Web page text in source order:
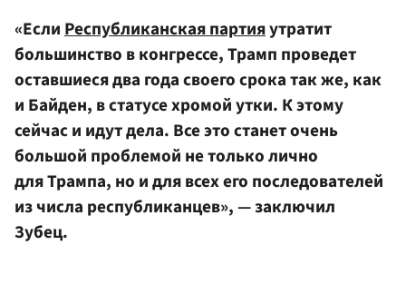
«Если Республиканская партияутратит
большинство в конгрессе, Трамп проведет
оставшиеся два года своего срока так же, как
и Байден, в статусе хромой утки. К этому
сейчас и идут дела. Все это станет очень
большой проблемой не только лично
для Трампа, но и для всех его последователей
из числа республиканцев», — заключил
Зубец.